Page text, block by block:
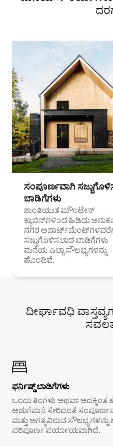
ಸಂಪೂರ್ಣವಾಗಿ
ಬಾಡಿಗೆಗಳು
ಶಾಂತಿಯುತ ಮೌಂಟೇನ್
ಕ್ಯಾಬಿನ್‌ಗಳಿಂದ ಹಿಡಿದು
ನಗರ
ಸಜ್ಜುಗೊಳಿಸಲಾದ ಬಾಡಿಗೆಗಳು
ಮನೆಯ ಎಲ್ಲಾ ಸೌಲಭ್ಯಗಳನ್ನು
ಹೊಂದಿವೆ.
ದೀರ್ಘಾವಧಿ
ಫರ್ನಿಷ್ಡ್ ಬಾಡಿಗೆಗಳು
ಒಂದು ತಿಂಗಳು ಅಥವಾ ಅದಕ್ಕಿಂತ
ಅಡುಗೆಮನೆ ಸೇರಿದಂತೆ
ಮತ್ತು ಅಗತ್ಯವಿರುವ
ಪರಿಪೂರ್ಣ ಪರ್ಯಾಯವಾಗಿದೆ.